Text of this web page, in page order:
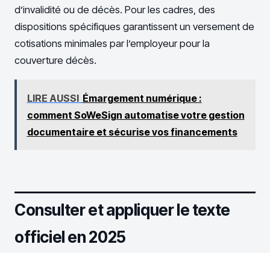
d’invalidité ou de décès. Pour les cadres, des
dispositions spécifiques garantissent un versement de
cotisations minimales par l’employeur pour la
couverture décès.
LIRE AUSSI Émargement numérique :
comment SoWeSign automatise votre gestion
documentaire et sécurise vos financements
Consulter et appliquer le texte
officiel en 2025